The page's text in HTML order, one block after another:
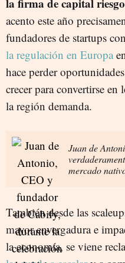
la firma de capital
acento este año
fundadores de startups
la regulación en Europa
hace perder
crecer para convertirse en
la región demanda.
Juan de
mercado
También desde las
mayor envergadura e
la economía, se viene